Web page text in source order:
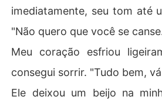
imediatamente, seu tom até
"Não quero que você se
Meu coração esfriou
consegui sorrir. "Tudo bem,
Ele deixou um beijo na